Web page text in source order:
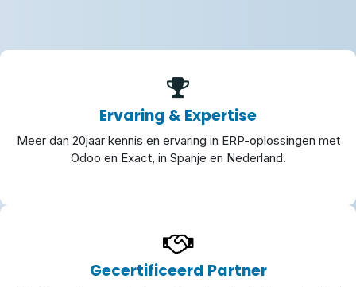
Ervaring & Expertise
Meer dan 20jaar kennis en ervaring in ERP-oplossingen met
Odoo en Exact, in Spanje en Nederland.
Gecertificeerd Partner